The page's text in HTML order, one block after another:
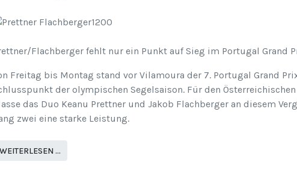
Flachberger fehlt nur ein Punkt auf Sieg im Portugal Grand
Freitag bis Montag stand vor Vilamoura der 7. Portugal Grand
der olympischen Segelsaison. Für den
das Duo Keanu Prettner und Jakob Flachberger an diesem
zwei eine starke Leistung.
…